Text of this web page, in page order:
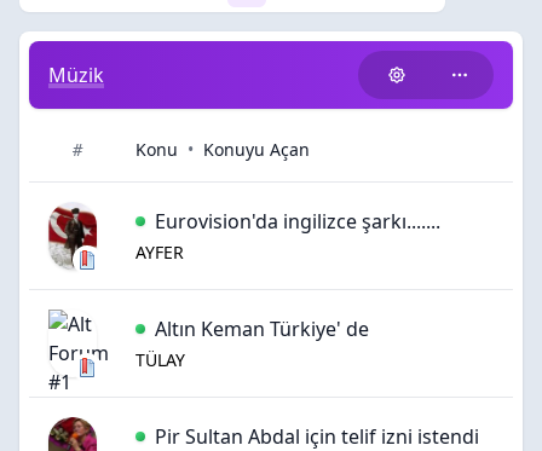
Müzik
# Konu • Konuyu Açan
Eurovision'da ingilizce şarkı.......
AYFER
Altın Keman Türkiye' de
TÜLAY
Pir Sultan Abdal için telif izni istendi